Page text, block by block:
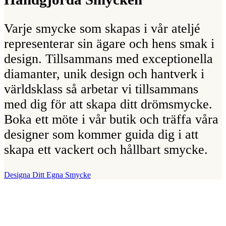
Varje smycke som skapas i vår ateljé
representerar sin ägare och hens smak i
design. Tillsammans med exceptionella
diamanter, unik design och hantverk i
världsklass så arbetar vi tillsammans
med dig för att skapa ditt drömsmycke.
Boka ett möte i vår butik och träffa våra
designer som kommer guida dig i att
skapa ett vackert och hållbart smycke.
Designa Ditt Egna Smycke